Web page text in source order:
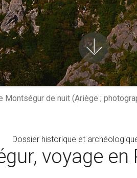
Montségur de nuit (Ariège ;
Dossier historique et
voyage en